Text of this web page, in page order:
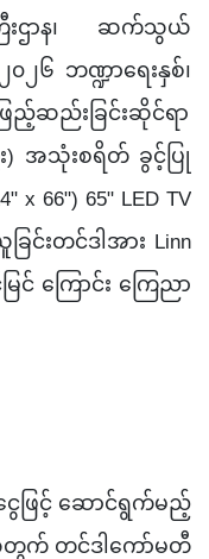
ြီးဌာန၊ ဆက်သွယ်
၀၂၆ ဘဏ္ဍာရေးနှစ်၊
ဆည်းခြင်းဆိုင်ရာ
း) အသုံးစရိတ် ခွင့်ပြု
x 66") 65" LED TV
င်းတင်ဒါအား Linn
ြင် ကြောင်း ကြေညာ
ငွေဖြင့် ဆောင်ရွက်မည့်
အတွက် တင်ဒါကော်မတီ